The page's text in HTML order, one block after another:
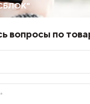
вопросы по